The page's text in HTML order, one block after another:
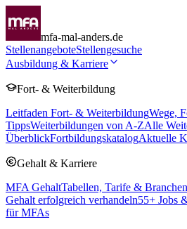
mfa-mal-anders.de
StellenangeboteStellengesuche
Ausbildung & Karriere
Fort- & Weiterbildung
Leitfaden Fort- & WeiterbildungWege,
TippsWeiterbildungen von A-ZAlle
ÜberblickFortbildungskatalogAktuelle
Gehalt & Karriere
MFA GehaltTabellen, Tarife & Branchen
Gehalt erfolgreich verhandeln55+ Jobs
für MFAs